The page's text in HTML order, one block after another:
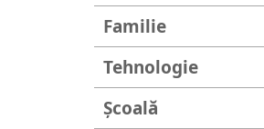
Familie
Tehnologie
Şcoală